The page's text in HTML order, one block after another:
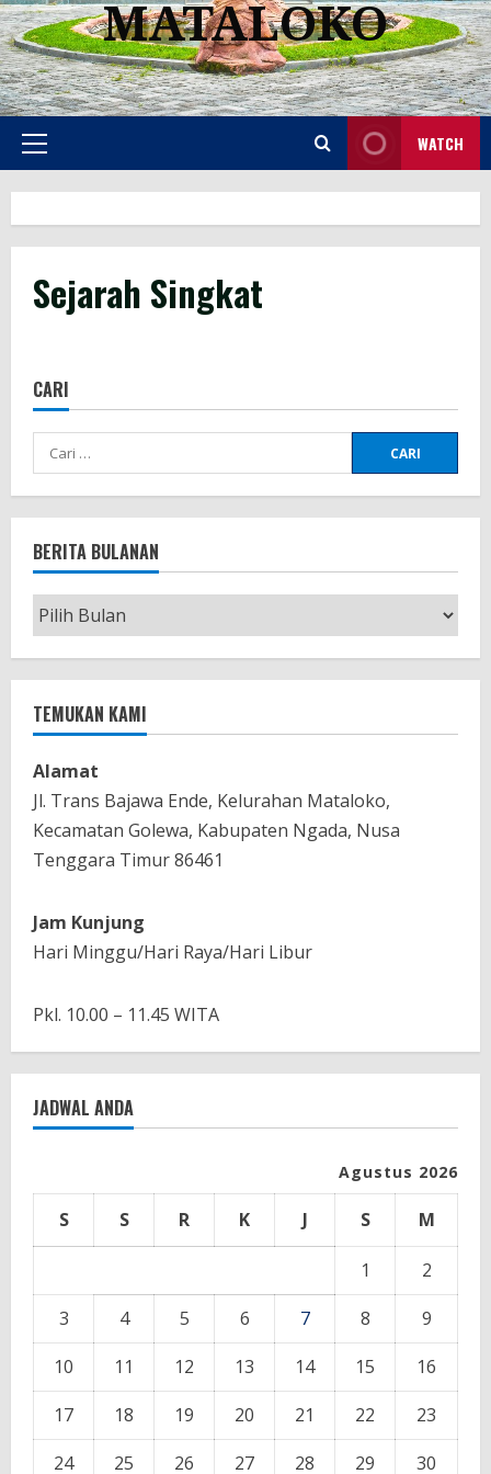
MATALOKO
Primary
WATCH
Sejarah Singkat
CARI
Cari
untuk:
BERITA BULANAN
Berita
Bulanan
TEMUKAN KAMI
Alamat
Jl. Trans Bajawa Ende, Kelurahan Mataloko,
Kecamatan Golewa, Kabupaten Ngada, Nusa
Tenggara Timur 86461
Jam Kunjung
Hari Minggu/Hari Raya/Hari Libur
Pkl. 10.00 – 11.45 WITA
JADWAL ANDA
Agustus 2026
S S R K J S M
1
2
3
4 5 6 7 8
9
10
11 12 13 14 15
16
17
18 19 20 21 22
23
24
25 26 27 28 29 30